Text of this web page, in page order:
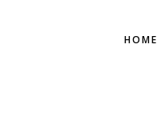
HOME